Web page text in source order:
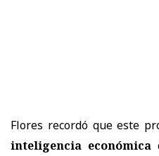
Flores recordó que este
inteligencia económica